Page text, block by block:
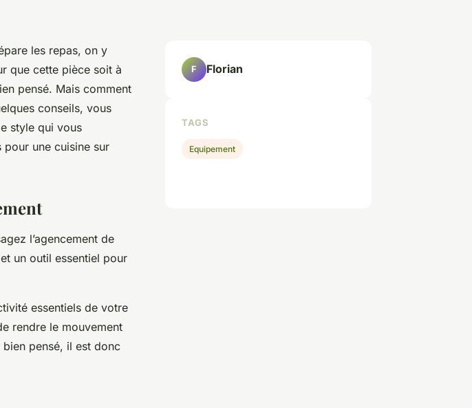
les repas, on y
que cette pièce soit à
pensé. Mais comment
conseils, vous
style qui vous
une cuisine sur
l’agencement de
un outil essentiel pour
essentiels de votre
rendre le mouvement
pensé, il est donc
F Florian
TAGS
Equipement